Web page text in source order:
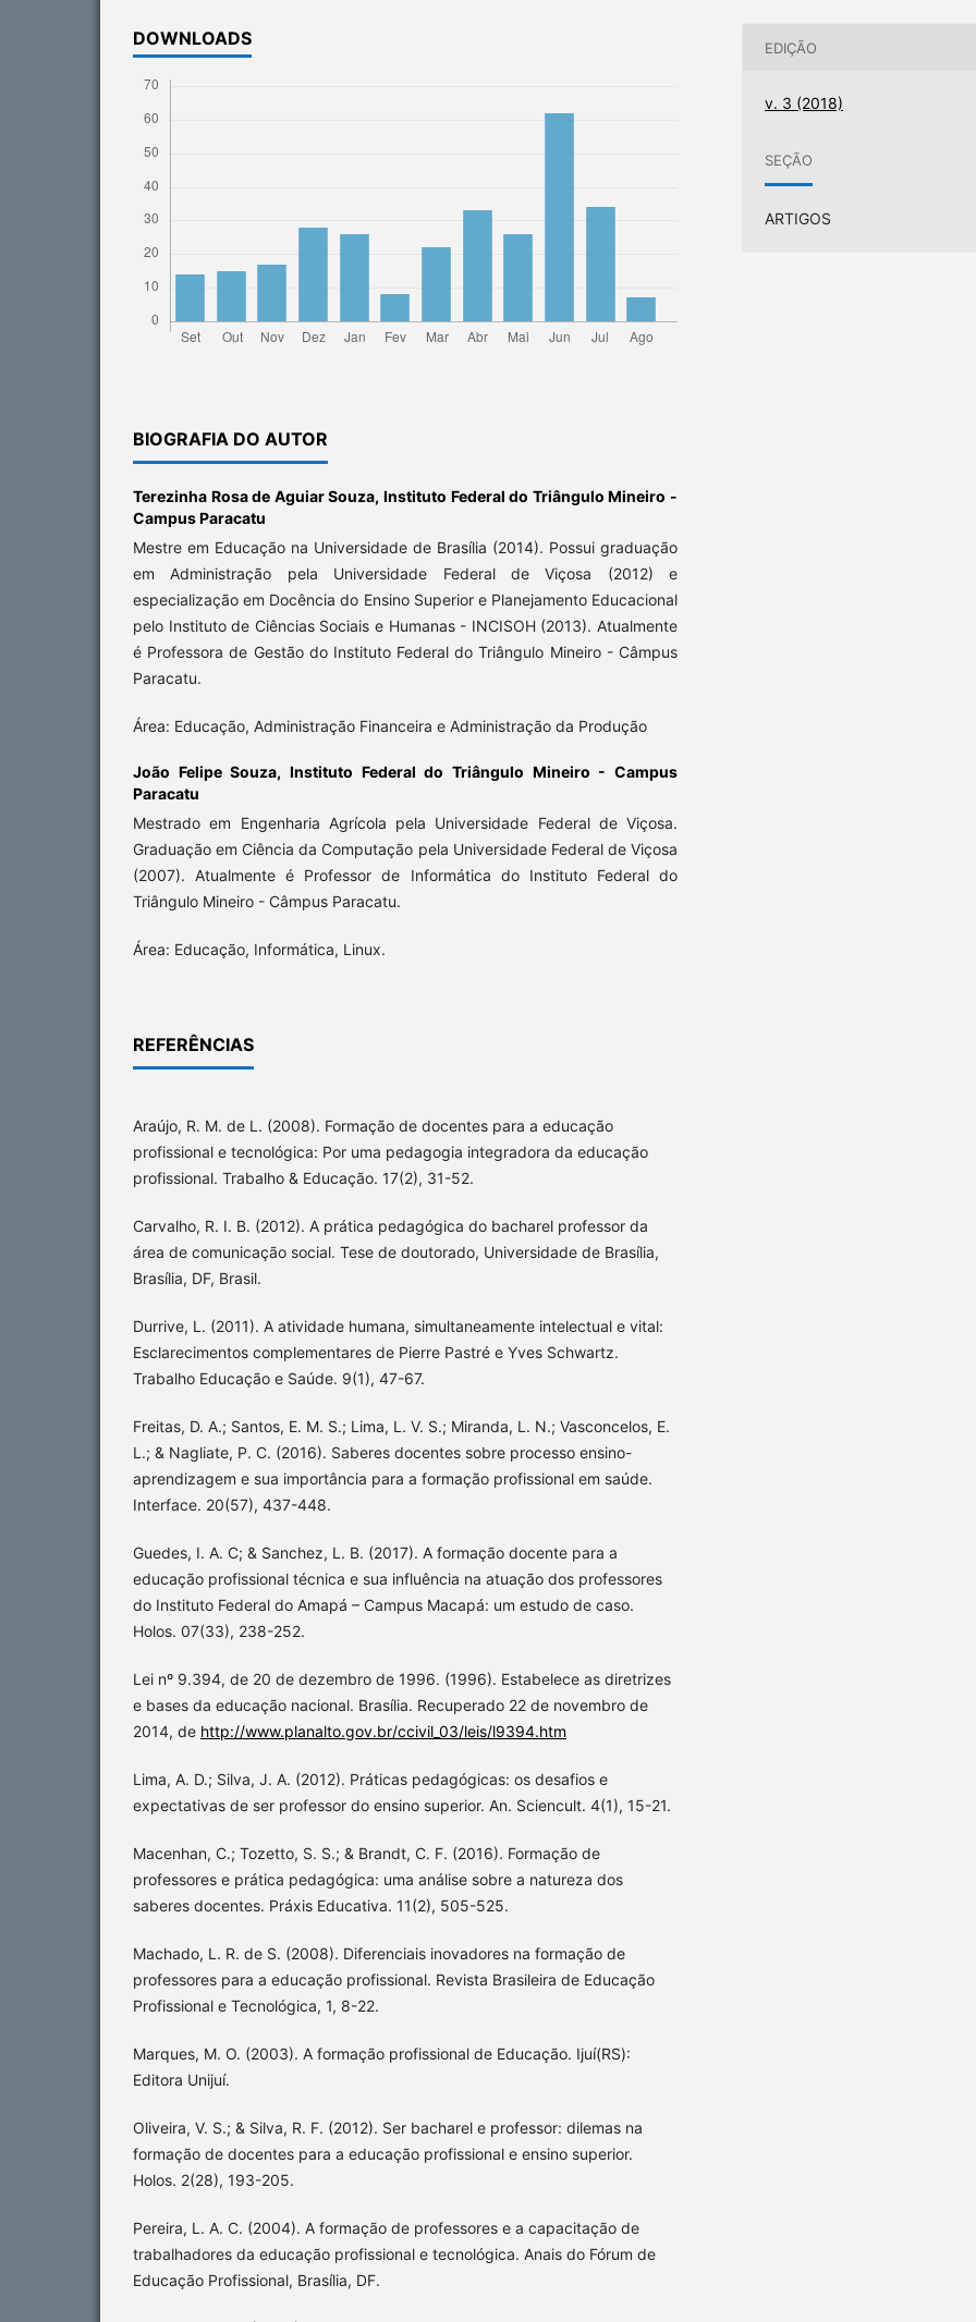
DOWNLOADS
BIOGRAFIA DO AUTOR
Terezinha Rosa de Aguiar Souza, Instituto Federal do Triângulo Mineiro -
Campus Paracatu
Mestre em Educação na Universidade de Brasília (2014). Possui graduação
em Administração pela Universidade Federal de Viçosa (2012) e
especialização em Docência do Ensino Superior e Planejamento Educacional
pelo Instituto de Ciências Sociais e Humanas - INCISOH (2013). Atualmente
é Professora de Gestão do Instituto Federal do Triângulo Mineiro - Câmpus
Paracatu.
Área: Educação, Administração Financeira e Administração da Produção
João Felipe Souza, Instituto Federal do Triângulo Mineiro - Campus
Paracatu
Mestrado em Engenharia Agrícola pela Universidade Federal de Viçosa.
Graduação em Ciência da Computação pela Universidade Federal de Viçosa
(2007). Atualmente é Professor de Informática do Instituto Federal do
Triângulo Mineiro - Câmpus Paracatu.
Área: Educação, Informática, Linux.
REFERÊNCIAS
Araújo, R. M. de L. (2008). Formação de docentes para a educação
profissional e tecnológica: Por uma pedagogia integradora da educação
profissional. Trabalho & Educação. 17(2), 31-52.
Carvalho, R. I. B. (2012). A prática pedagógica do bacharel professor da
área de comunicação social. Tese de doutorado, Universidade de Brasília,
Brasília, DF, Brasil.
Durrive, L. (2011). A atividade humana, simultaneamente intelectual e vital:
Esclarecimentos complementares de Pierre Pastré e Yves Schwartz.
Trabalho Educação e Saúde. 9(1), 47-67.
Freitas, D. A.; Santos, E. M. S.; Lima, L. V. S.; Miranda, L. N.; Vasconcelos, E.
L.; & Nagliate, P. C. (2016). Saberes docentes sobre processo ensino-
aprendizagem e sua importância para a formação profissional em saúde.
Interface. 20(57), 437-448.
Guedes, I. A. C; & Sanchez, L. B. (2017). A formação docente para a
educação profissional técnica e sua influência na atuação dos professores
do Instituto Federal do Amapá – Campus Macapá: um estudo de caso.
Holos. 07(33), 238-252.
Lei nº 9.394, de 20 de dezembro de 1996. (1996). Estabelece as diretrizes
e bases da educação nacional. Brasília. Recuperado 22 de novembro de
2014, de http://www.planalto.gov.br/ccivil_03/leis/l9394.htm
Lima, A. D.; Silva, J. A. (2012). Práticas pedagógicas: os desafios e
expectativas de ser professor do ensino superior. An. Sciencult. 4(1), 15-21.
Macenhan, C.; Tozetto, S. S.; & Brandt, C. F. (2016). Formação de
professores e prática pedagógica: uma análise sobre a natureza dos
saberes docentes. Práxis Educativa. 11(2), 505-525.
Machado, L. R. de S. (2008). Diferenciais inovadores na formação de
professores para a educação profissional. Revista Brasileira de Educação
Profissional e Tecnológica, 1, 8-22.
Marques, M. O. (2003). A formação profissional de Educação. Ijuí(RS):
Editora Unijuí.
Oliveira, V. S.; & Silva, R. F. (2012). Ser bacharel e professor: dilemas na
formação de docentes para a educação profissional e ensino superior.
Holos. 2(28), 193-205.
Pereira, L. A. C. (2004). A formação de professores e a capacitação de
trabalhadores da educação profissional e tecnológica. Anais do Fórum de
Educação Profissional, Brasília, DF.
EDIÇÃO
v. 3 (2018)
SEÇÃO
ARTIGOS